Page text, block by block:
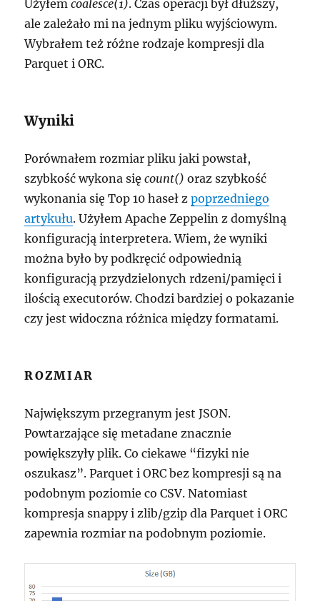
Użyłemcoalesce(1). Czas operacji był dłuższy,
ale zależało mi na jednym pliku wyjściowym.
Wybrałem też różne rodzaje kompresji dla
Parquet i ORC.
Wyniki
Porównałem rozmiar pliku jaki powstał,
szybkość wykona sięcount() oraz szybkość
wykonania się Top 10 haseł zpoprzedniego
artykułu. Użyłem Apache Zeppelin z domyślną
konfiguracją interpretera. Wiem, że wyniki
można było by podkręcić odpowiednią
konfiguracją przydzielonych rdzeni/pamięci i
ilością executorów. Chodzi bardziej o pokazanie
czy jest widoczna różnica między formatami.
ROZMIAR
Największym przegranym jest JSON.
Powtarzające się metadane znacznie
powiększyły plik. Co ciekawe “fizyki nie
oszukasz”. Parquet i ORC bez kompresji są na
podobnym poziomie co CSV. Natomiast
kompresja snappy i zlib/gzip dla Parquet i ORC
zapewnia rozmiar na podobnym poziomie.